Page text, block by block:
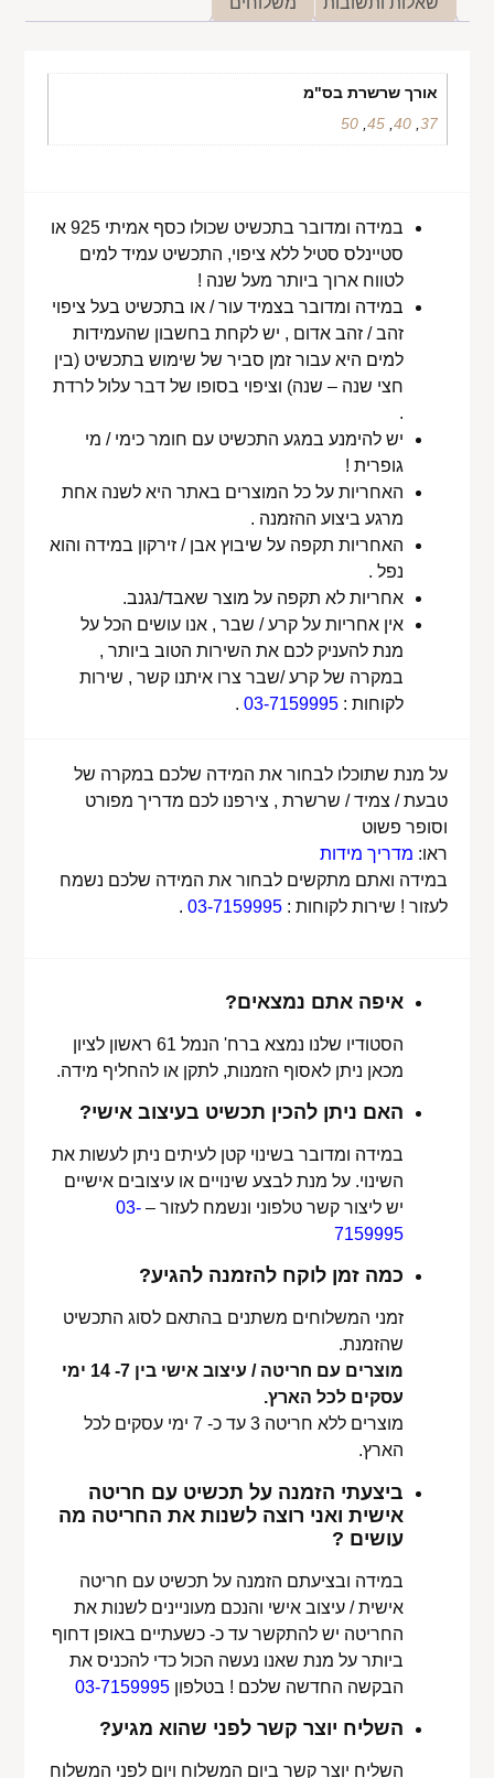
אורך שרשרת בס"מ
37
,
40
,
45
,
50
במידה ומדובר בתכשיט שכולו כסף אמיתי 925 או
סטיינלס סטיל ללא ציפוי, התכשיט עמיד למים
לטווח ארוך ביותר מעל שנה !
במידה ומדובר בצמיד עור / או בתכשיט בעל ציפוי
זהב / זהב אדום , יש לקחת בחשבון שהעמידות
למים היא עבור זמן סביר של שימוש בתכשיט (בין
חצי שנה – שנה) וציפוי בסופו של דבר עלול לרדת
.
יש להימנע במגע התכשיט עם חומר כימי / מי
גופרית !
האחריות על כל המוצרים באתר היא לשנה אחת
מרגע ביצוע ההזמנה .
האחריות תקפה על שיבוץ אבן / זירקון במידה והוא
נפל .
אחריות לא תקפה על מוצר שאבד/נגנב.
אין אחריות על קרע / שבר , אנו עושים הכל על
מנת להעניק לכם את השירות הטוב ביותר ,
במקרה של קרע /שבר צרו איתנו קשר , שירות
לקוחות :03-7159995
.
על מנת שתוכלו לבחור את המידה שלכם במקרה של
טבעת / צמיד / שרשרת , צירפנו לכם מדריך מפורט
וסופר פשוט
ראו: מדריך מידות
במידה ואתם מתקשים לבחור את המידה שלכם נשמח
לעזור ! שירות לקוחות :03-7159995
.
איפה אתם נמצאים?
הסטודיו שלנו נמצא ברח' הנמל 61 ראשון לציון
מכאן ניתן לאסוף הזמנות, לתקן או להחליף מידה.
האם ניתן להכין תכשיט בעיצוב אישי?
במידה ומדובר בשינוי קטן לעיתים ניתן לעשות את
השינוי. על מנת לבצע שינויים או עיצובים אישיים
יש ליצור קשר טלפוני ונשמח לעזור –03-
7159995
כמה זמן לוקח להזמנה להגיע?
זמני המשלוחים משתנים בהתאם לסוג התכשיט
שהזמנת.
מוצרים עם חריטה / עיצוב אישי בין 7- 14 ימי
עסקים לכל הארץ.
מוצרים ללא חריטה 3 עד כ- 7 ימי עסקים לכל
הארץ.
ביצעתי הזמנה על תכשיט עם חריטה
אישית ואני רוצה לשנות את החריטה מה
עושים ?
במידה ובציעתם הזמנה על תכשיט עם חריטה
אישית / עיצוב אישי והנכם מעוניינים לשנות את
החריטה יש להתקשר עד כ- כשעתיים באופן דחוף
ביותר על מנת שאנו נעשה הכול כדי להכניס את
הבקשה החדשה שלכם ! בטלפון03-7159995
השליח יוצר קשר לפני שהוא מגיע?
השליח יוצר קשר ביום המשלוח ויום לפני המשלוח